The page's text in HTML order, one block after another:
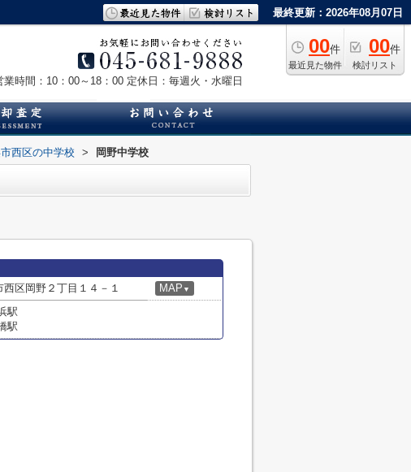
最終更新：2026年08月07日
00件
最近見た物件
00件
検討リスト
業時間：10：00～18：00 定休日：毎週火・水曜日
西区の中学校 > 岡野中学校
区岡野２丁目１４－１ MAP ▼
駅
駅